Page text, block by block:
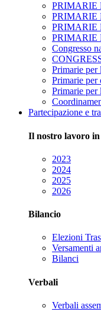
PRIMARIE
PRIMARIE
PRIMARIE
PRIMARIE
Congresso
Primarie per
Primarie per
Primarie per
Partecipazione e
Il nostro lavoro
2023
2024
2025
2026
Bilancio
Elezioni
Versamenti
Bilanci
Verbali
Verbali